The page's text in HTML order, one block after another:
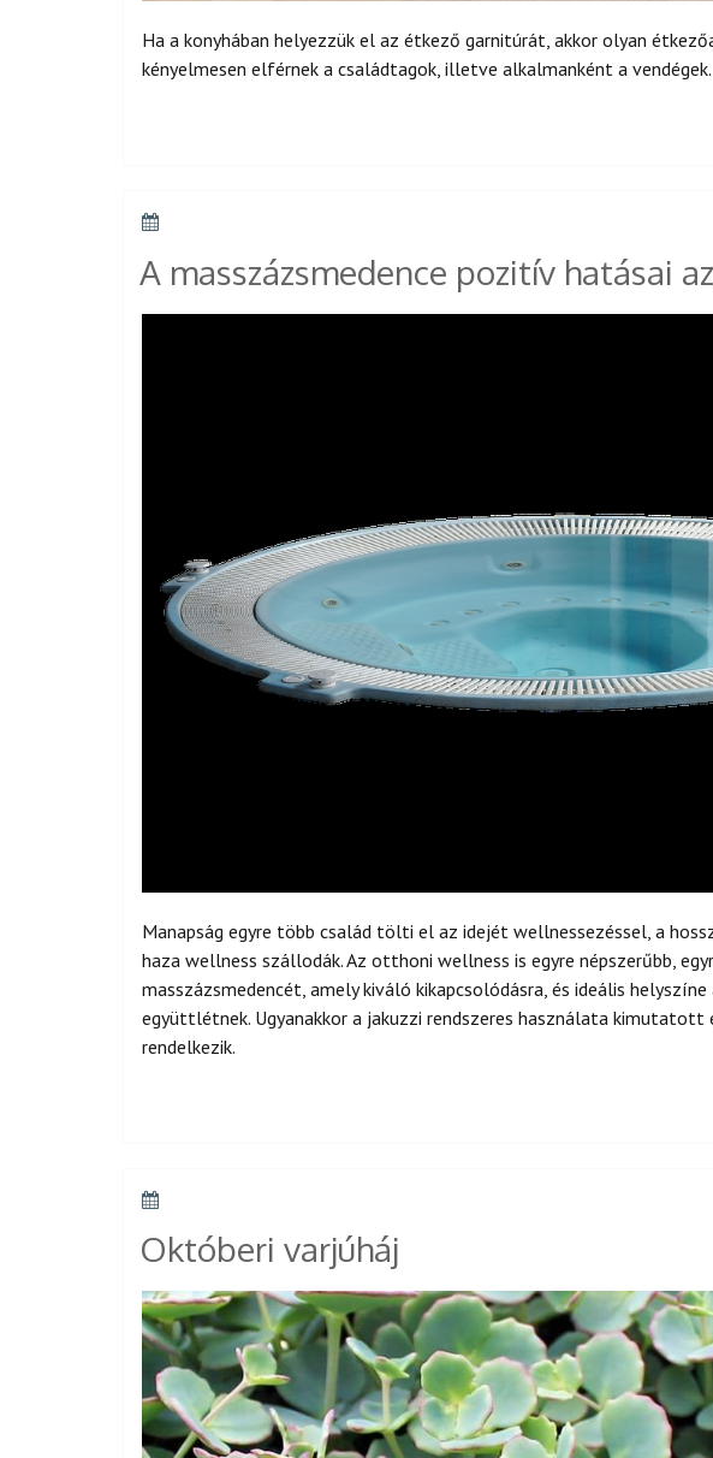
Ha a konyhában helyezzük el az étkező garnitúrát, akkor olyan
kényelmesen elférnek a családtagok, illetve alkalmanként a vendégek.
A masszázsmedence pozitív hatásai
Manapság egyre több család tölti el az idejét wellnessezéssel, a
haza wellness szállodák. Az otthoni wellness is egyre népszerűbb,
masszázsmedencét, amely kiváló kikapcsolódásra, és ideális
együttlétnek. Ugyanakkor a jakuzzi rendszeres használata
rendelkezik.
Októberi varjúháj